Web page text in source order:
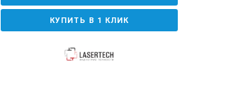
КУПИТЬ В 1 КЛИК